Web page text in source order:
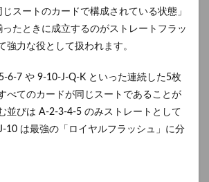
スートのカードで構成されている状態」
たときに成立するのがストレートフラッ
強力な役として扱われます。
6-7 や 9-10-J-Q-K といった連続した5枚
べてのカードが同じスートであることが
並びは A-2-3-4-5 のみストレートとして
10 は最強の「ロイヤルフラッシュ」に分